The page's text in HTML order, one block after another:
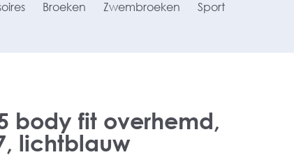
Broeken Zwembroeken Sport
body fit overhemd,
lichtblauw